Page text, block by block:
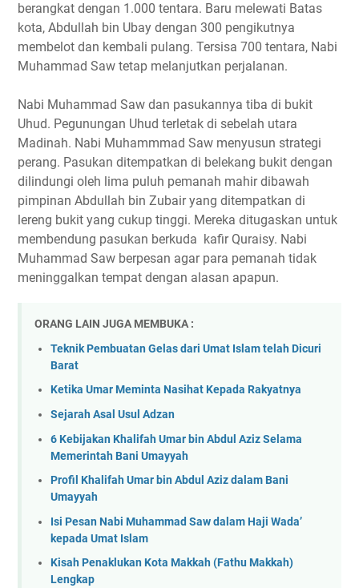
berangkat dengan 1.000 tentara. Baru melewati Batas
kota, Abdullah bin Ubay dengan 300 pengikutnya
membelot dan kembali pulang. Tersisa 700 tentara, Nabi
Muhammad Saw tetap melanjutkan perjalanan.
Nabi Muhammad Saw dan pasukannya tiba di bukit
Uhud. Pegunungan Uhud terletak di sebelah utara
Madinah. Nabi Muhammmad Saw menyusun strategi
perang. Pasukan ditempatkan di belekang bukit dengan
dilindungi oleh lima puluh pemanah mahir dibawah
pimpinan Abdullah bin Zubair yang ditempatkan di
lereng bukit yang cukup tinggi. Mereka ditugaskan untuk
membendung pasukan berkuda kafir Quraisy. Nabi
Muhammad Saw berpesan agar para pemanah tidak
meninggalkan tempat dengan alasan apapun.
ORANG LAIN JUGA MEMBUKA :
Teknik Pembuatan Gelas dari Umat Islam telah Dicuri
Barat
Ketika Umar Meminta Nasihat Kepada Rakyatnya
Sejarah Asal Usul Adzan
6 Kebijakan Khalifah Umar bin Abdul Aziz Selama
Memerintah Bani Umayyah
Profil Khalifah Umar bin Abdul Aziz dalam Bani
Umayyah
Isi Pesan Nabi Muhammad Saw dalam Haji Wada’
kepada Umat Islam
Kisah Penaklukan Kota Makkah (Fathu Makkah)
Lengkap